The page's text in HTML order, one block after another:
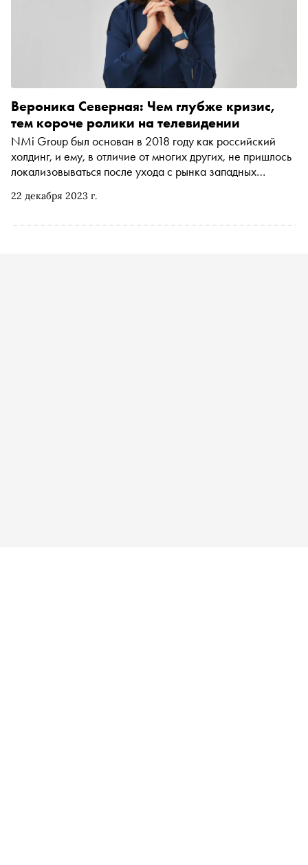
22 декабря 2023 г.
Вероника Северная: Чем глубже кризис,
тем короче ролики на телевидении
NMi Group был основан в 2018 году как российский
холдинг, и ему, в отличие от многих других, не пришлось
локализовываться после ухода с рынка западных
поговорила с генеральным директором холдинга NMi